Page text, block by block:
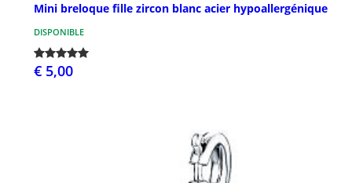
Mini breloque fille zircon blanc acier hypoallergénique
DISPONIBLE
€ 5,00